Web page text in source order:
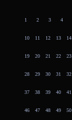
1 2 3 4
10 11 12 13 14
19 20 21 22 23
28 29 30 31 32
37 38 39 40 41
46 47 48 49 50